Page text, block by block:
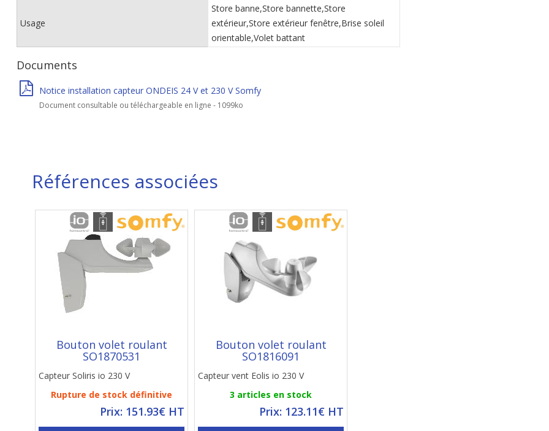
Usage
Store banne,Store bannette,Store
extérieur,Store extérieur fenêtre,Brise soleil
orientable,Volet battant
Documents
Notice installation capteur ONDEIS 24 V et 230 V Somfy
Document consultable ou téléchargeable en ligne - 1099ko
Références associées
Bouton volet roulant
SO1870531
Capteur Soliris io 230 V
Rupture de stock définitive
Prix: 151.93€ HT
Bouton volet roulant
SO1816091
Capteur vent Eolis io 230 V
3 articles en stock
Prix: 123.11€ HT